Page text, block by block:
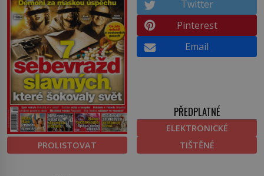
PROLISTOVAT
Twitter
Pinterest
Email
PŘEDPLATNÉ
ELEKTRONICKÉ
TIŠTĚNÉ